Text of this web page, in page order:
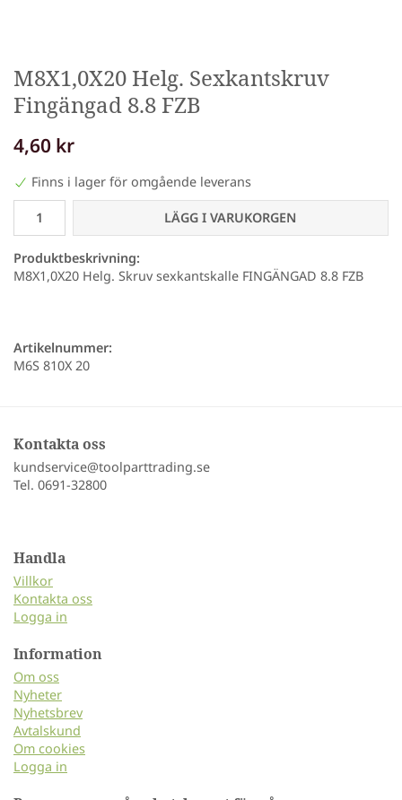
M8X1,0X20 Helg. Sexkantskruv
Fingängad 8.8 FZB
4,60 kr
Finns i lager för omgående leverans
LÄGG I VARUKORGEN
Produktbeskrivning:
M8X1,0X20 Helg. Skruv sexkantskalle FINGÄNGAD 8.8 FZB
Artikelnummer:
M6S 810X 20
Kontakta oss
kundservice@toolparttrading.se
Tel. 0691-32800
Handla
Villkor
Kontakta oss
Logga in
Information
Om oss
Nyheter
Nyhetsbrev
Avtalskund
Om cookies
Logga in